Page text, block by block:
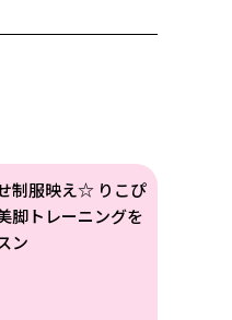
制服映え☆ りこぴ
脚トレーニングを
ン